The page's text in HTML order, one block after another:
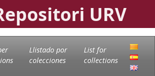
URV
Llistado por
colecciones
List for
collections